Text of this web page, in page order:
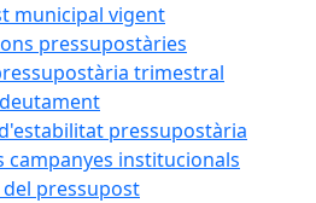
municipal vigent
pressupostàries
trimestral
pressupostària
campanyes institucionals
pressupost